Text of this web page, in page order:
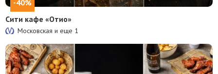
-40%
Сити кафе «Отио»
Московская и еще 1